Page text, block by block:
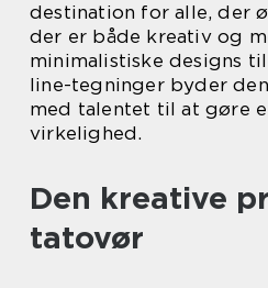
destination for alle, der
der er både kreativ og
minimalistiske designs
line-tegninger byder
med talentet til at gøre
virkelighed.
Den kreative
tatovør